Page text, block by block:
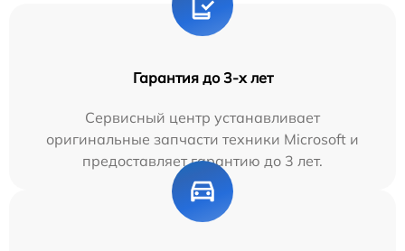
Гарантия до 3-х лет
Сервисный центр устанавливает
оригинальные запчасти техники Microsoft и
предоставляет гарантию до 3 лет.